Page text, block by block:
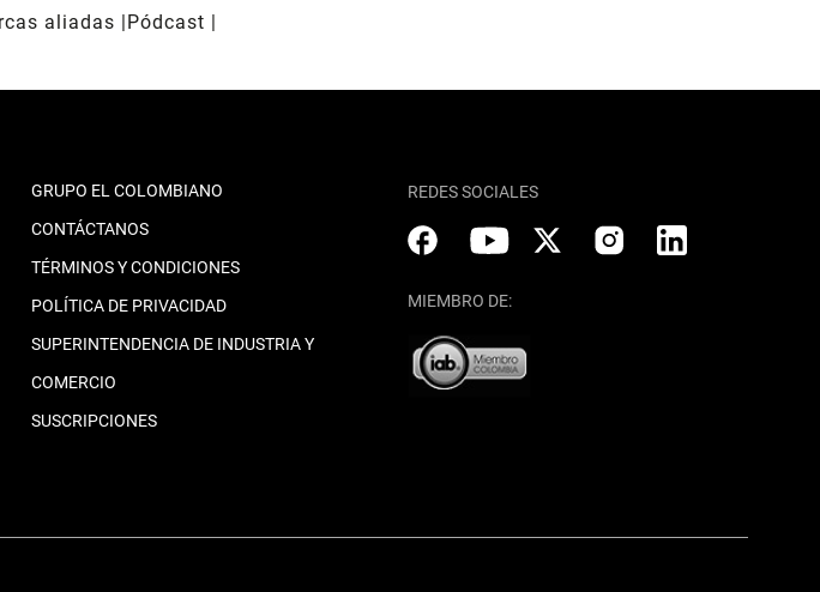
aliadas
Pódcast
GRUPO EL COLOMBIANO
CONTÁCTANOS
TÉRMINOS Y CONDICIONES
POLÍTICA DE PRIVACIDAD
SUPERINTENDENCIA DE INDUSTRIA Y
COMERCIO
SUSCRIPCIONES
REDES SOCIALES
MIEMBRO DE: